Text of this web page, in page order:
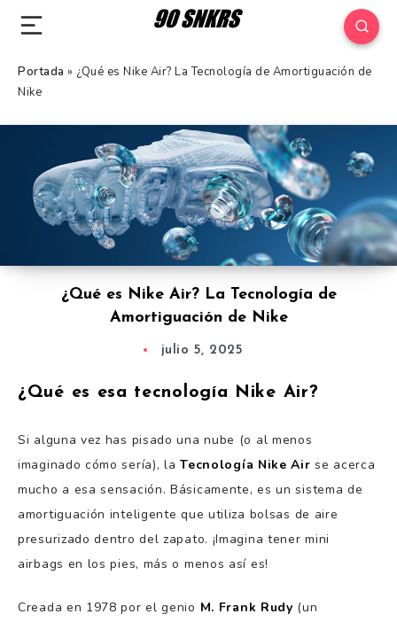
Portada » ¿Qué es Nike Air? La Tecnología de Amortiguación de
Nike
¿Qué es Nike Air? La Tecnología de
Amortiguación de Nike
julio 5, 2025
¿Qué es esa tecnología Nike Air?
Si alguna vez has pisado una nube (o al menos
imaginado cómo sería), laTecnología Nike Air se acerca
mucho a esa sensación. Básicamente, es un sistema de
amortiguación inteligente que utiliza bolsas de aire
presurizado dentro del zapato. ¡Imagina tener mini
airbags en los pies, más o menos así es!
Creada en 1978 por el genio M. Frank Rudy (un